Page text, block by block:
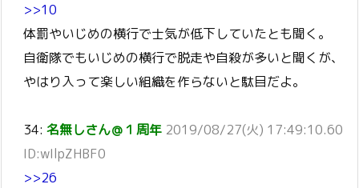
>>10
体罰やいじめの横行で士気が低下していたとも聞く。
自衛隊でもいじめの横行で脱走や自殺が多いと聞くが、
やはり入って楽しい組織を作らないと駄目だよ。
34: 名無しさん＠１周年 2019/08/27(火) 17:49:10.60
ID:wIlpZHBF0
>>26